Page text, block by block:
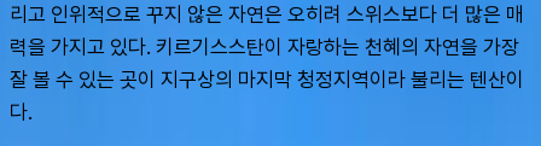
리고 인위적으로 꾸지 않은 자연은 오히려 스위스보다 더 많은 매
력을 가지고 있다. 키르기스스탄이 자랑하는 천혜의 자연을 가장
잘 볼 수 있는 곳이 지구상의 마지막 청정지역이라 불리는 텐산이
다.